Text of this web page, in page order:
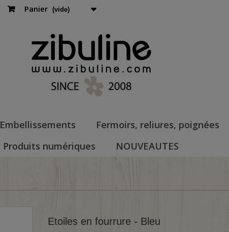
Panier (vide)
Embellissements Fermoirs, reliures, poignées
Produits numériques
NOUVEAUTES
Etoiles en fourrure - Bleu